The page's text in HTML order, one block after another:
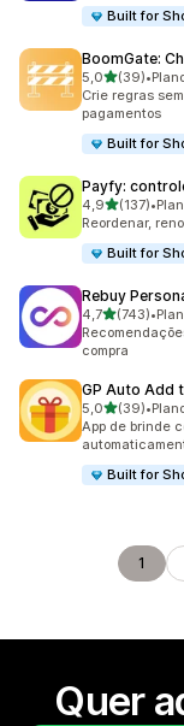
Built for
BoomGate:
5,0de 5(39)
39 avaliações
•
Crie regras
pagamentos
Built for
Payfy:
4,9de 5(137)
137 avaliações
•
Reordenar,
Built for
Rebuy
4,7de 5(743)
743 avaliações
•
compra
GP Auto Add
5,0de 5(39)
39 avaliações
•
App de brinde
Built for
1
Quer